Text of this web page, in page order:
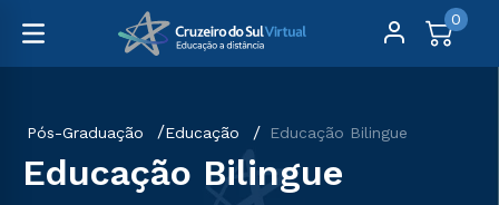
0
Pós-Graduação Educação Educação Bilingue
Educação Bilingue